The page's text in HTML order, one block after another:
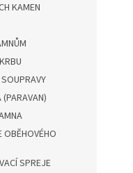
KAMEN
OBĚHOVÉHO
SPREJE